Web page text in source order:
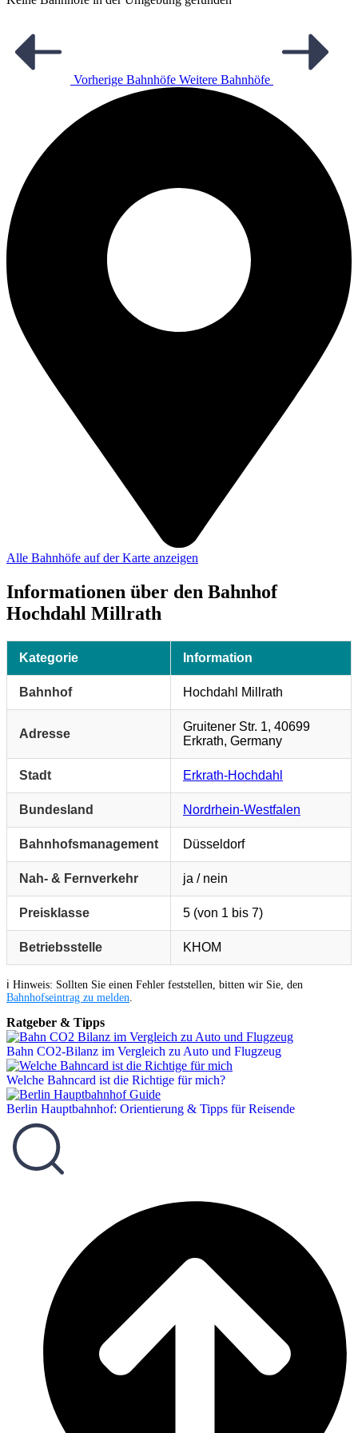
Vorherige Bahnhöfe Weitere Bahnhöfe
Alle Bahnhöfe auf der Karte anzeigen
Informationen über den Bahnhof
Hochdahl Millrath
Kategorie Information
Bahnhof Hochdahl Millrath
Adresse
Gruitener Str. 1, 40699
Erkrath, Germany
Stadt Erkrath-Hochdahl
Bundesland Nordrhein-Westfalen
Bahnhofsmanagement Düsseldorf
Nah- & Fernverkehr ja / nein
Preisklasse 5 (von 1 bis 7)
Betriebsstelle KHOM
ℹ️ Hinweis: Sollten Sie einen Fehler feststellen, bitten wir Sie, den
Bahnhofseintrag zu melden
Ratgeber & Tipps
Bahn CO2-Bilanz im Vergleich zu Auto und Flugzeug
Welche Bahncard ist die Richtige für mich?
Berlin Hauptbahnhof: Orientierung & Tipps für Reisende